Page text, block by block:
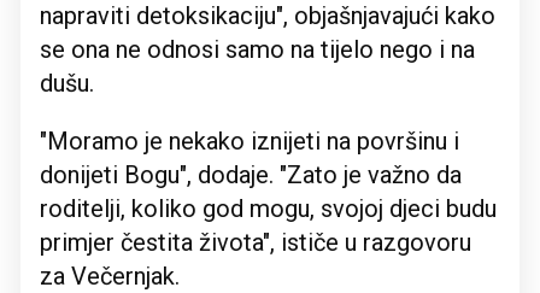
napraviti detoksikaciju", objašnjavajući kako
se ona ne odnosi samo na tijelo nego i na
dušu.
"Moramo je nekako iznijeti na površinu i
donijeti Bogu", dodaje. "Zato je važno da
roditelji, koliko god mogu, svojoj djeci budu
primjer čestita života", ističe u razgovoru
za Večernjak.